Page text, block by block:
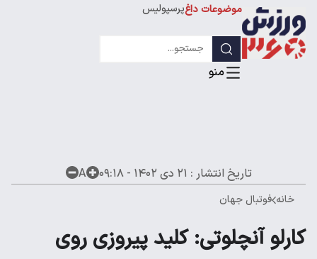
موضوعات داغپرسپولیس
لیگ قهرمانان
تاریخ انتشار : ۲۱ دی ۱۴۰۲ - ۰۹:۱۸ A
خانه فوتبال جهان
کارلو آنچلوتی: کلید پیروزی روی